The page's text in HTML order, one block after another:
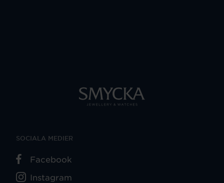
SOCIALA MEDIER
Facebook
Instagram